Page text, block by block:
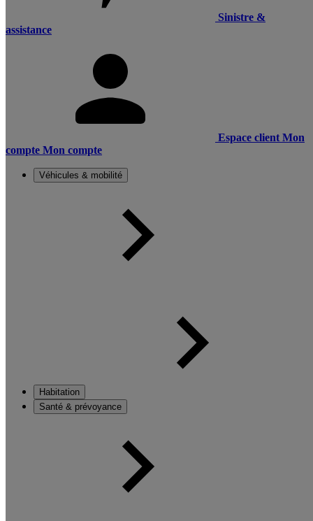
Sinistre &
assistance
Espace client Mon
compte Mon compte
Véhicules & mobilité
Habitation
Santé & prévoyance